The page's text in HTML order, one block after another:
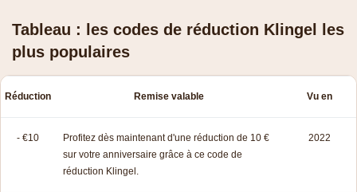
Tableau : les codes de réduction Klingel les
plus populaires
Réduction Remise valable Vu en
- €10
Profitez dès maintenant d'une réduction de 10 €
sur votre anniversaire grâce à ce code de
réduction Klingel.
2022